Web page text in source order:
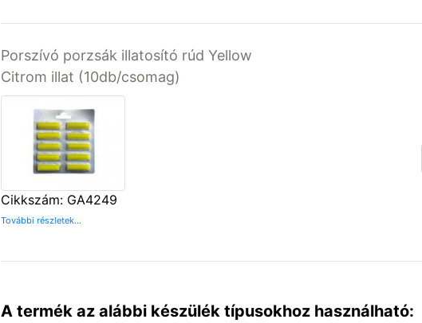
Porszívó porzsák illatosító rúd Yellow
Citrom illat (10db/csomag)
Cikkszám: GA4249
További részletek...
A termék az alábbi készülék típusokhoz használható: